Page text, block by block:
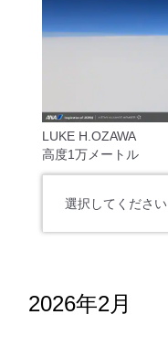
LUKE H.OZAWA
高度1万メートル
選択してください
2026年2月